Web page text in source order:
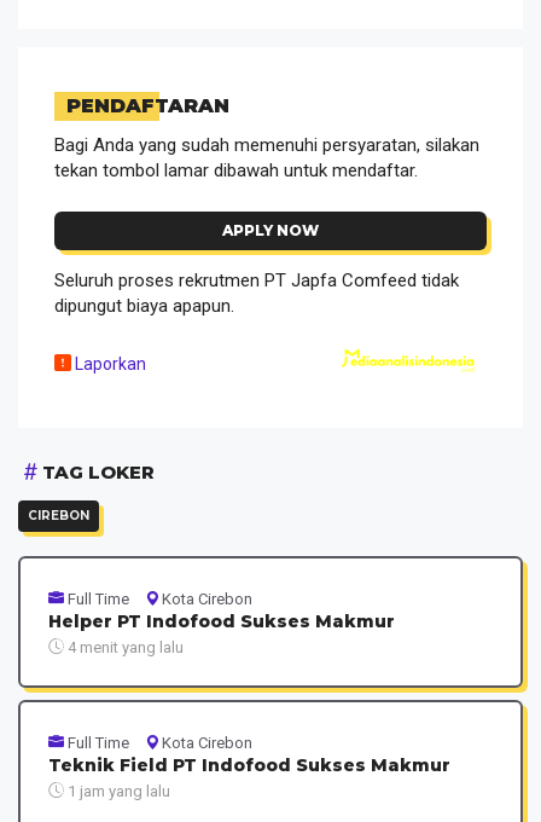
PENDAFTARAN
Bagi Anda yang sudah memenuhi persyaratan, silakan
tekan tombol lamar dibawah untuk mendaftar.
APPLY NOW
Seluruh proses rekrutmen PT Japfa Comfeed tidak
dipungut biaya apapun.
Laporkan
TAG LOKER
CIREBON
Full Time Kota Cirebon
Helper PT Indofood Sukses Makmur
4 menit yang lalu
Full Time Kota Cirebon
Teknik Field PT Indofood Sukses Makmur
1 jam yang lalu